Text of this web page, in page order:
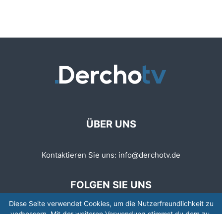
ÜBER UNS
Kontaktieren Sie uns: info@derchotv.de
FOLGEN SIE UNS
Diese Seite verwendet Cookies, um die Nutzerfreundlichkeit zu